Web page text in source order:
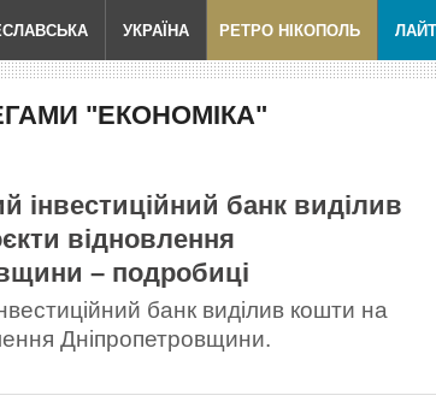
УКРАЇНА РЕТРО НІКОПОЛЬ ЛАЙТ
"ЕКОНОМІКА"
інвестиційний банк виділив
відновлення
– подробиці
банк виділив кошти на
Дніпропетровщини.